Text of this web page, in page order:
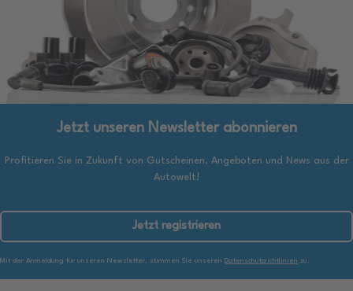
Jetzt unseren Newsletter abonnieren
Profitieren Sie in Zukunft von Gutscheinen, Angeboten und News aus der
Autowelt!
Jetzt registrieren
Mit der Anmeldung für unseren Newsletter, stimmen Sie unseren Datenschutzrichtlinien zu.